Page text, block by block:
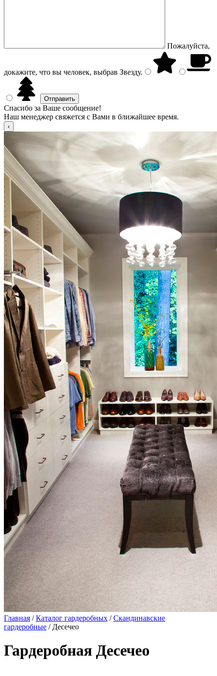
Пожалуйста,
докажите, что вы человек, выбрав Звезду.
Спасибо за Ваше сообщение!
Наш менеджер свяжется с Вами в ближайшее время.
Главная /Каталог гардеробных /Скандинавские
гардеробные / Десечео
Гардеробная Десечео